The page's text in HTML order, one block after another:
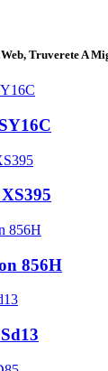
Truverete A
856H